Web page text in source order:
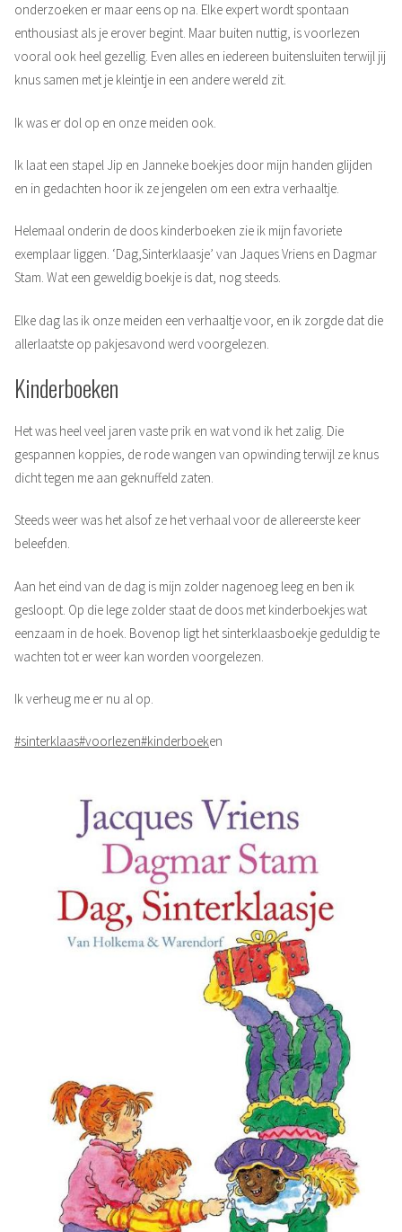
onderzoeken er maar eens op na. Elke expert wordt spontaan
enthousiast als je erover begint. Maar buiten nuttig, is voorlezen
vooral ook heel gezellig. Even alles en iedereen buitensluiten terwijl jij
knus samen met je kleintje in een andere wereld zit.
Ik was er dol op en onze meiden ook.
Ik laat een stapel Jip en Janneke boekjes door mijn handen glijden
en in gedachten hoor ik ze jengelen om een extra verhaaltje.
Helemaal onderin de doos kinderboeken zie ik mijn favoriete
exemplaar liggen. ‘Dag,Sinterklaasje’ van Jaques Vriens en Dagmar
Stam. Wat een geweldig boekje is dat, nog steeds.
Elke dag las ik onze meiden een verhaaltje voor, en ik zorgde dat die
allerlaatste op pakjesavond werd voorgelezen.
Kinderboeken
Het was heel veel jaren vaste prik en wat vond ik het zalig. Die
gespannen koppies, de rode wangen van opwinding terwijl ze knus
dicht tegen me aan geknuffeld zaten.
Steeds weer was het alsof ze het verhaal voor de allereerste keer
beleefden.
Aan het eind van de dag is mijn zolder nagenoeg leeg en ben ik
gesloopt. Op die lege zolder staat de doos met kinderboekjes wat
eenzaam in de hoek. Bovenop ligt het sinterklaasboekje geduldig te
wachten tot er weer kan worden voorgelezen.
Ik verheug me er nu al op.
#sinterklaas#voorlezen#kinderboeken